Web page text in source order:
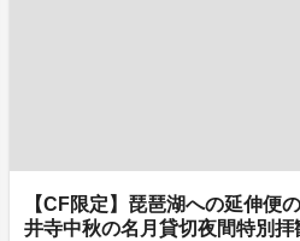
【CF限定】琵琶湖への延伸便
井寺中秋の名月貸切夜間特別